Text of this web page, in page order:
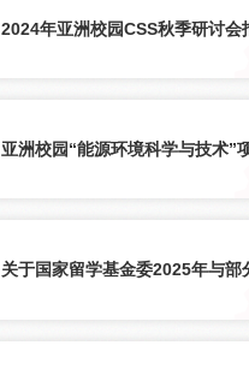
2024年亚洲校园CSS秋季研讨会
亚洲校园“能源环境科学与技术”
关于国家留学基金委2025年与部